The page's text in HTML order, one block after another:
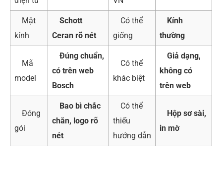
Mặt
kính
Schott
Ceran rõ nét
Có thể
giống
Kính
thường
Mã
model
Đúng chuẩn,
có trên web
Bosch
Có thể
khác biệt
Giả dạng,
không có
trên web
Đóng
gói
Bao bì chắc
chắn, logo rõ
nét
Có thể
thiếu
hướng dẫn
Hộp sơ sài,
in mờ